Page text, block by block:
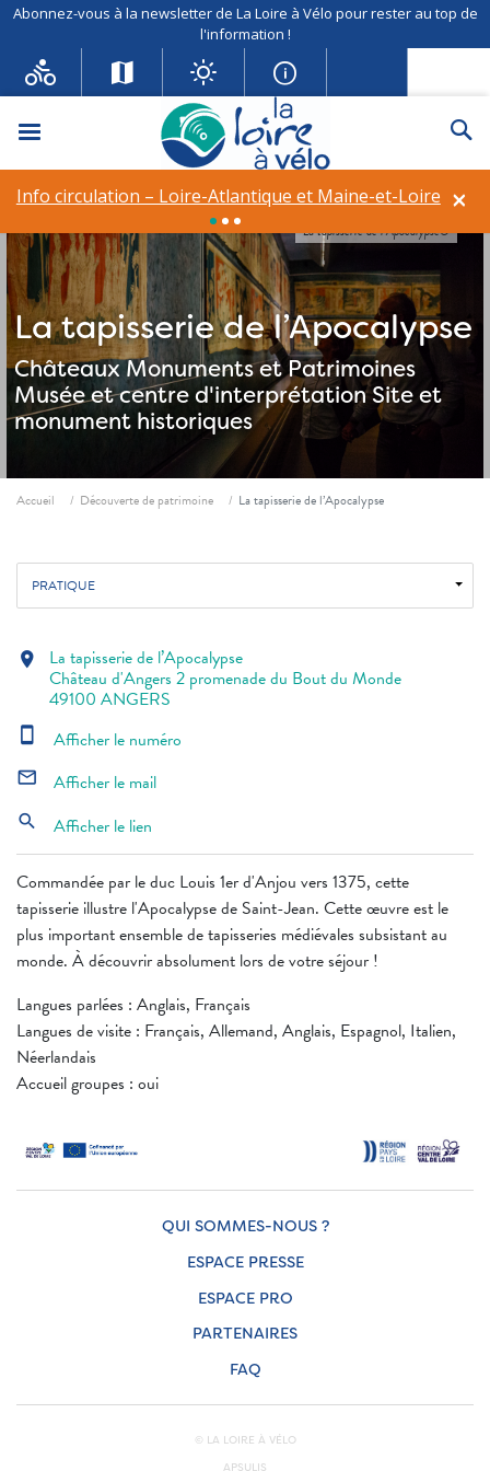
Abonnez-vous à la newsletter de La Loire à Vélo pour rester au top de
l'information !
Menu
×
Info circulation – Loire-Atlantique et Maine-et-Loire
La tapisserie de l’Apocalypse
ChâteauxMonuments et Patrimoines
Musée et centre d'interprétationSite et
monument historiques
La tapisserie de l’Apocalypse©
Fil d'ariane
Accueil Découverte de patrimoine La tapisserie de l’Apocalypse
PRATIQUE
Commandée par le duc Louis 1er d'Anjou vers 1375, cette
tapisserie illustre l'Apocalypse de Saint-Jean. Cette œuvre est le
plus important ensemble de tapisseries médiévales subsistant au
monde. À découvrir absolument lors de votre séjour !
Langues parlées : Anglais, Français
Langues de visite : Français, Allemand, Anglais, Espagnol, Italien,
Néerlandais
Accueil groupes : oui
location_on La tapisserie de l’Apocalypse
Château d'Angers 2 promenade du Bout du Monde
49100 ANGERS
smartphone Afficher le numéro
mail_outline Afficher le mail
search Afficher le lien
QUI SOMMES-NOUS ?
ESPACE PRESSE
ESPACE PRO
PARTENAIRES
FAQ
© LA LOIRE À VÉLO
APSULIS